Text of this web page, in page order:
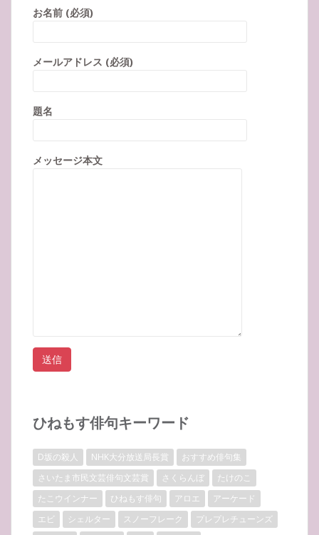
お名前 (必須)
メールアドレス (必須)
題名
メッセージ本文
ひねもす俳句キーワード
D坂の殺人 NHK大分放送局長賞
おすすめ俳句集
さいたま市民文芸俳句文芸賞
さくらんぼ
たけのこ
たこウインナー
ひねもす俳句 アロエ
アーケード
エビ
シェルター スノーフレーク
プレプレチューンズ